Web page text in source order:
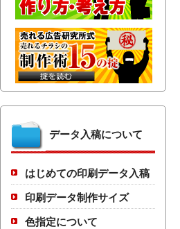
データ入稿について
はじめての印刷データ入稿
印刷データ制作サイズ
色指定について